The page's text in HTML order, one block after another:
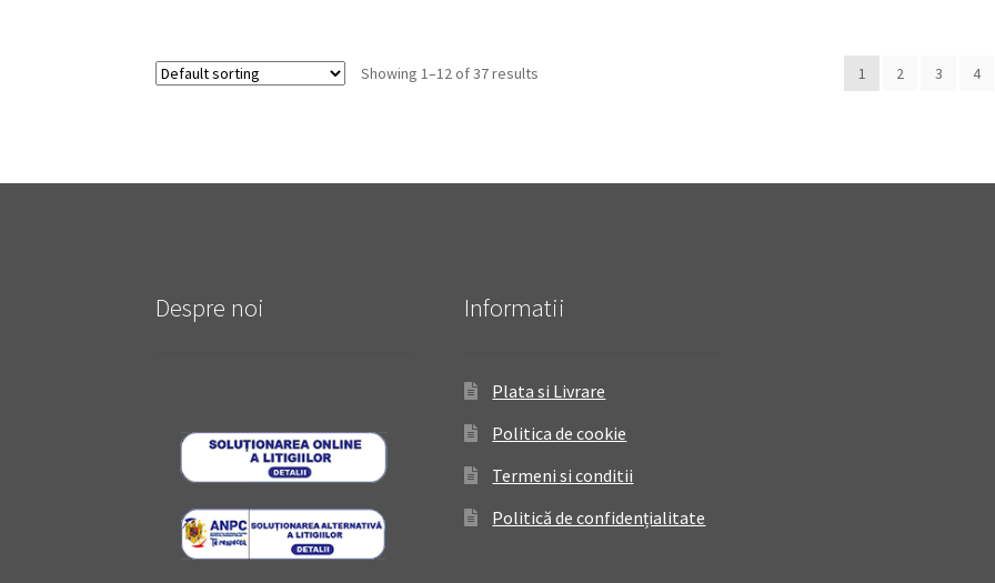
Showing 1–12 of 37 results 1 2 3 4
Despre noi Informatii
Plata si Livrare
Politica de cookie
Termeni si conditii
Politică de confidențialitate